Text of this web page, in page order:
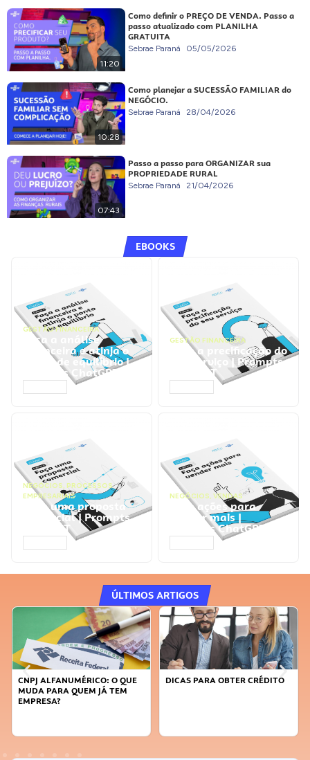
11:20
Como definir o PREÇO DE VENDA. Passo a
passo atualizado com PLANILHA
GRATUITA
Sebrae Paraná 05/05/2026
10:28
Como planejar a SUCESSÃO FAMILIAR do
NEGÓCIO.
Sebrae Paraná 28/04/2026
07:43
Passo a passo para ORGANIZAR sua
PROPRIEDADE RURAL
Sebrae Paraná 21/04/2026
EBOOKS
GESTÃO FINANCEIRA
Faça a análise
financeira e atinja o
ponto de equilíbrio |
Prompts ChatGPT
GESTÃO FINANCEIRA
Faça a precificação do
seu serviço | Prompts
ChatGPT
NEGÓCIOS, PROCESSOS
EMPRESARIAIS
Faça uma proposta
comercial | Prompts
ChatGPT
NEGÓCIOS, VENDAS
Faça ações para
vender mais |
Prompts ChatGPT
ÚLTIMOS ARTIGOS
O QUE
JÁ TEM
DICAS PARA OBTER CRÉDITO
FAÇA A